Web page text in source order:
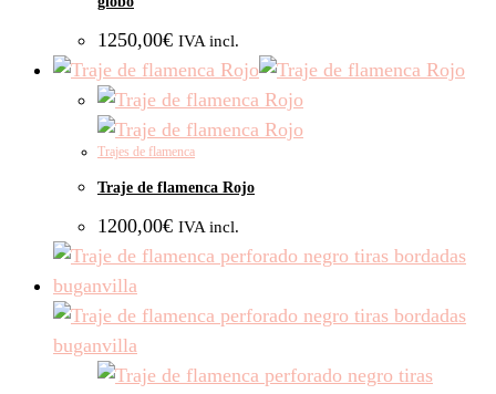
1250,00€ IVA incl.
Trajes de flamenca
Traje de flamenca Rojo
1200,00€ IVA incl.